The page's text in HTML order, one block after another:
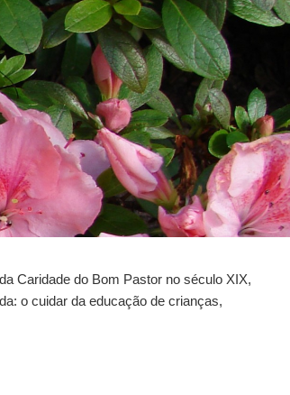
Caridade do Bom Pastor no século XIX,
o cuidar da educação de crianças,